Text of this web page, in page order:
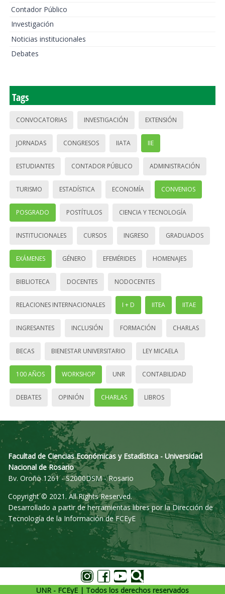
Contador Público
Investigación
Noticias institucionales
Debates
Tags
CONVOCATORIAS INVESTIGACIÓN EXTENSIÓN
JORNADAS CONGRESOS IIATA IIE
ESTUDIANTES CONTADOR PÚBLICO ADMINISTRACIÓN
TURISMO ESTADÍSTICA ECONOMÍA CONVENIOS
POSGRADO POSTÍTULOS CIENCIA Y TECNOLOGÍA
INSTITUCIONALES CURSOS INGRESO GRADUADOS
EXÁMENES GÉNERO EFEMÉRIDES HOMENAJES
BIBLIOTECA DOCENTES NODOCENTES
RELACIONES INTERNACIONALES I + D IITEA IITAE
INGRESANTES INCLUSIÓN FORMACIÓN CHARLAS
BECAS BIENESTAR UNIVERSITARIO LEY MICAELA
100 AÑOS WORKSHOP UNR CONTABILIDAD
DEBATES OPINIÓN CHARLAS LIBROS
Facultad de Ciencias Económicas y Estadística - Universidad
Nacional de Rosario
Bv. Oroño 1261 - S2000DSM - Rosario
Copyright © 2021. All Rights Reserved.
Desarrollado a partir de herramientas libres por la Dirección de
Tecnología de la Información de FCEyE
UNR - FCEyE | Todos los derechos reservados